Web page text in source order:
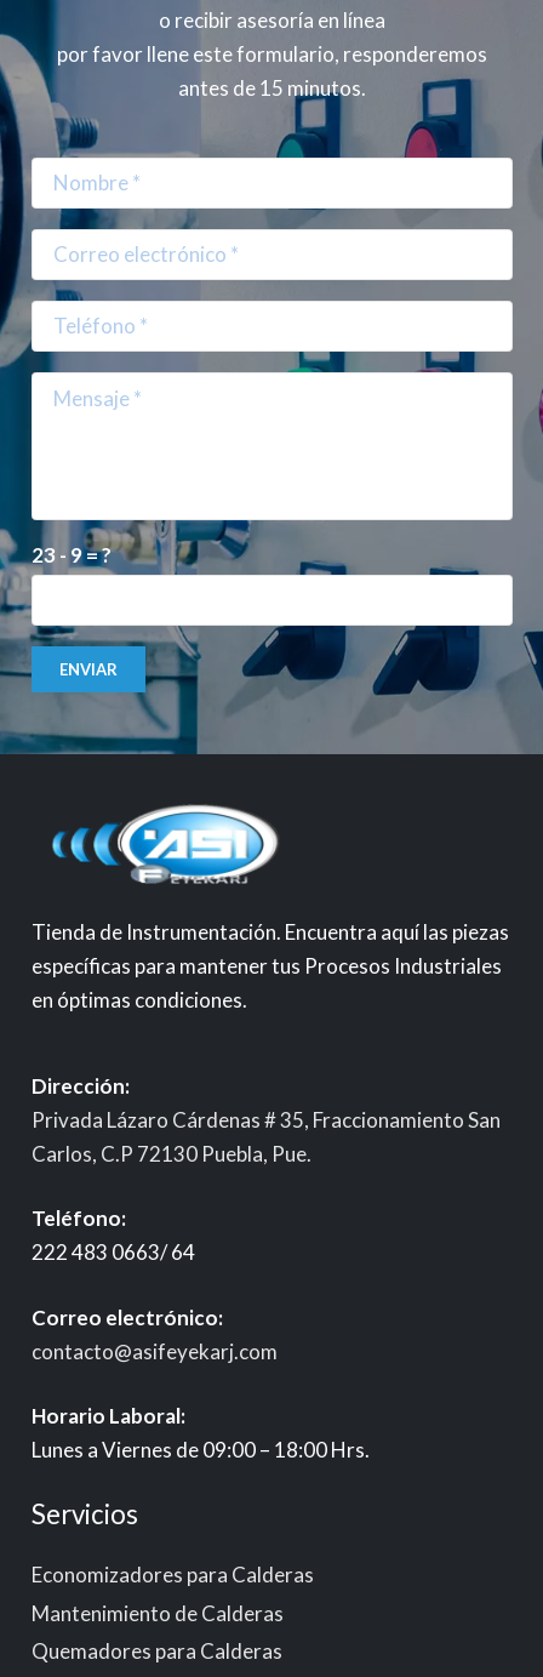
o recibir asesoría en línea
por favor llene este formulario, responderemos
antes de 15 minutos.
23 - 9 = ?
ENVIAR
Tienda de Instrumentación. Encuentra aquí las piezas
específicas para mantener tus Procesos Industriales
en óptimas condiciones.
Dirección:
Privada Lázaro Cárdenas # 35, Fraccionamiento San
Carlos, C.P 72130 Puebla, Pue.
Teléfono:
222 483 0663/ 64
Correo electrónico:
contacto@asifeyekarj.com
Horario Laboral:
Lunes a Viernes de 09:00 – 18:00 Hrs.
Servicios
Economizadores para Calderas
Mantenimiento de Calderas
Quemadores para Calderas